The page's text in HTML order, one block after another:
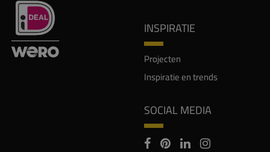
INSPIRATIE
Projecten
Inspiratie en trends
SOCIAL MEDIA